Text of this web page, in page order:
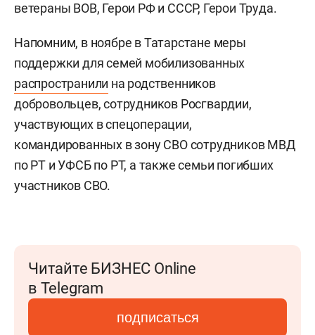
ветераны ВОВ, Герои РФ и СССР, Герои Труда.
Напомним, в ноябре в Татарстане меры
поддержки для семей мобилизованных
распространили на родственников
добровольцев, сотрудников Росгвардии,
участвующих в спецоперации,
командированных в зону СВО сотрудников МВД
по РТ и УФСБ по РТ, а также семьи погибших
участников СВО.
Читайте БИЗНЕС Online
в Telegram
подписаться